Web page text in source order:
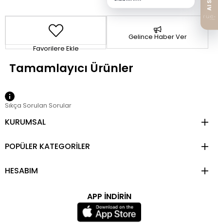
Favorilere Ekle
Gelince Haber Ver
Sıkça Sorulan Sorular
KURUMSAL
POPÜLER KATEGORİLER
HESABIM
APP İNDİRİN